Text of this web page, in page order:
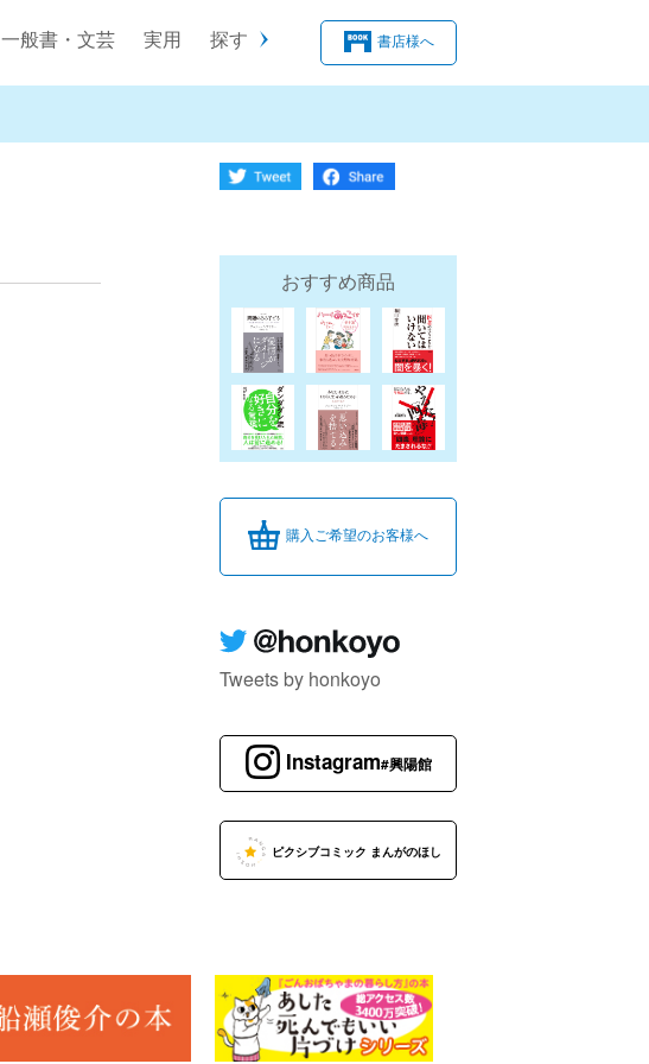
一般書・文芸 実用 探す 書店様へ
おすすめ商品
購入ご希望のお客様へ
Tweets by honkoyo
Instagram#興陽館
ピクシブコミック まんがのほし